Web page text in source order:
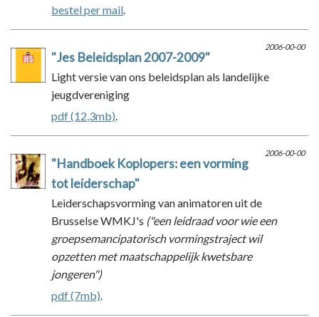
bestel per mail.
2006-00-00
"Jes Beleidsplan 2007-2009"
Light versie van ons beleidsplan als landelijke
jeugdvereniging
pdf (12,3mb).
2006-00-00
"Handboek Koplopers: een vorming
tot leiderschap"
Leiderschapsvorming van animatoren uit de
Brusselse WMKJ's ("een leidraad voor wie een
groepsemancipatorisch vormingstraject wil
opzetten met maatschappelijk kwetsbare
jongeren")
pdf (7mb).